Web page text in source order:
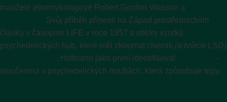
manželé etnomykologové Robert Gordon Wasson a
Svůj příběh přinesli na Západ prostřednictvím
článku v časopise LIFE v roce 1957 a sbírky vzorků
psychedelických hub, které měl zkoumat chemik (a tvůrce LSD)
. Hofmann jako první identifikoval
-
sloučenina v psychedelických houbách, která způsobuje tripy.